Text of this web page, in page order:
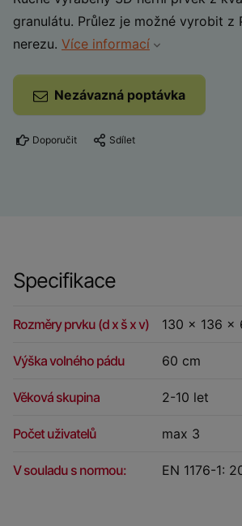
granulátu. Průlez je možné vyrobit z
nerezu. Více informací
Nezávazná poptávka
Doporučit Sdílet
Specifikace
Rozměry prvku (d x š x v) 130 x 136 x
Výška volného pádu 60 cm
Věková skupina 2-10 let
Počet uživatelů max 3
V souladu s normou: EN 1176-1: